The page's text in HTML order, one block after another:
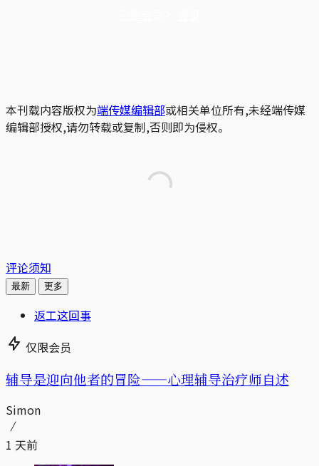
本刊载内容版权为端传媒编辑部或相关单位所有,未经端传媒
编辑部授权,请勿转载或复制,否则即为侵权。
评论须知
最新 更多
返工这回事
仅限会员
辅导是迎向他者的冒险——心理辅导治疗师自述
Simon
1 天前